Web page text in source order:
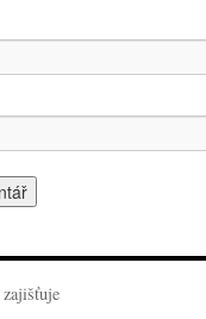
zajišťuje